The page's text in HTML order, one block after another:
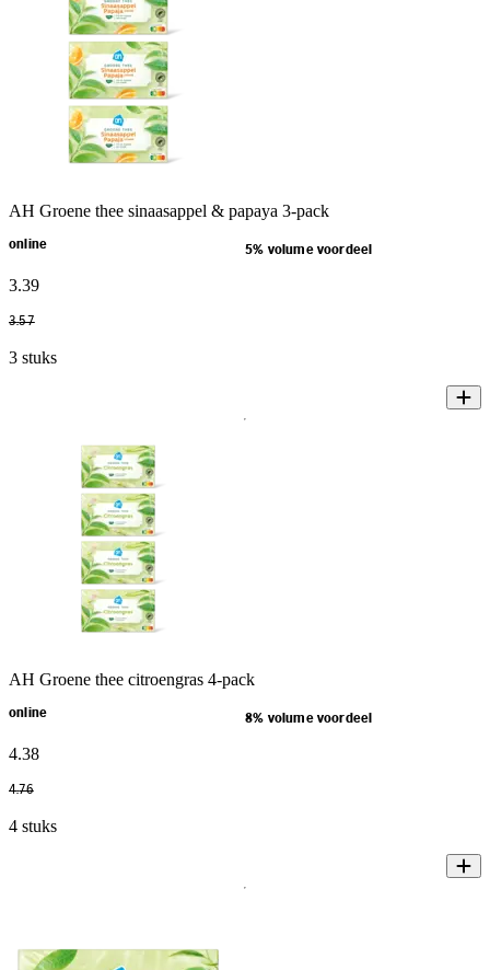
AH Groene thee sinaasappel & papaya 3-pack
online 5% volume voordeel
3.39
3.57
3 stuks
AH Groene thee citroengras 4-pack
online 8% volume voordeel
4.38
4.76
4 stuks